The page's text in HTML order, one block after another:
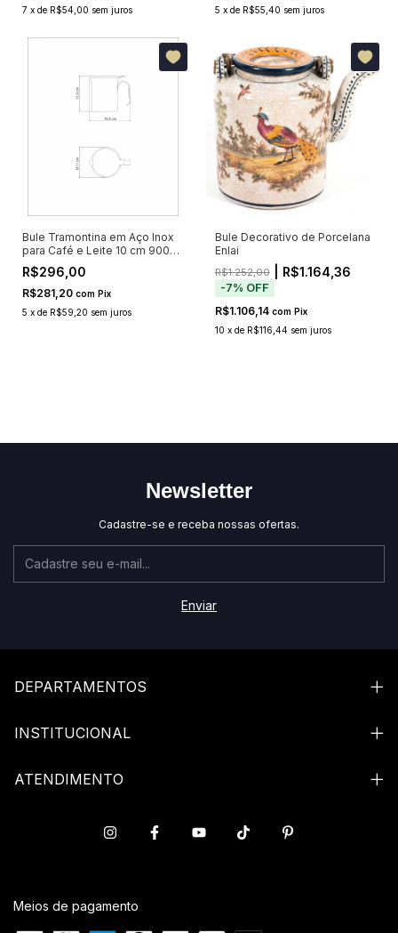
7 x de R$54,00 sem juros
5 x de R$55,40 sem juros
Bule Tramontina em Aço Inox
para Café e Leite 10 cm 900
ml 61570100
R$296,00
R$281,20 com Pix
5 x de R$59,20 sem juros
Bule Decorativo de Porcelana
Enlai
R$1.252,00| R$1.164,36
-7% OFF
R$1.106,14 com Pix
10 x de R$116,44 sem juros
Newsletter
Cadastre-se e receba nossas ofertas.
DEPARTAMENTOS
INSTITUCIONAL
ATENDIMENTO
Meios de pagamento